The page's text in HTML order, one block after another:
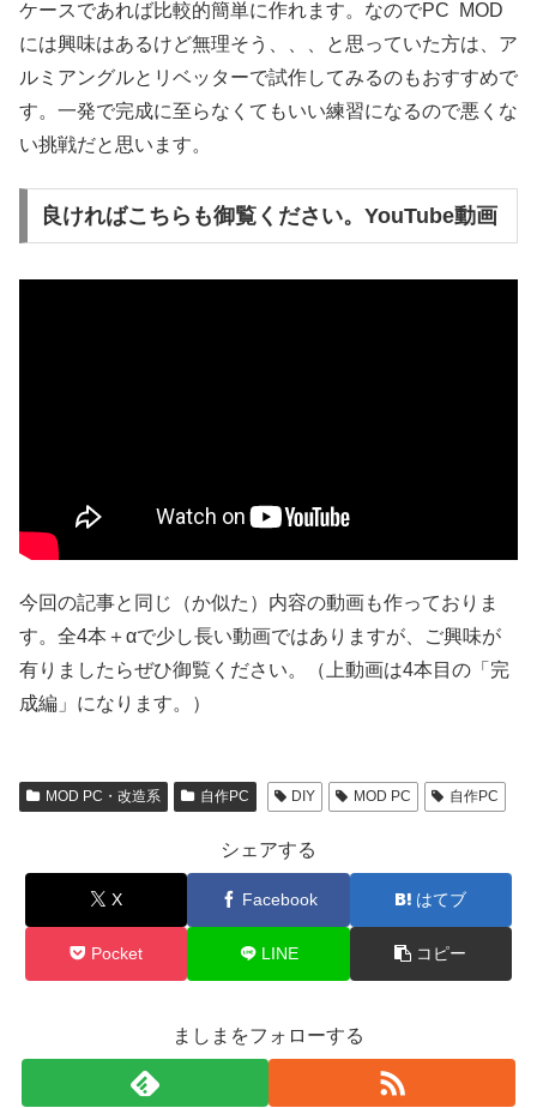
ケースであれば比較的簡単に作れます。なのでPC MOD
には興味はあるけど無理そう、、、と思っていた方は、ア
ルミアングルとリベッターで試作してみるのもおすすめで
す。一発で完成に至らなくてもいい練習になるので悪くな
い挑戦だと思います。
良ければこちらも御覧ください。YouTube動画
今回の記事と同じ（か似た）内容の動画も作っておりま
す。全4本＋αで少し長い動画ではありますが、ご興味が
有りましたらぜひ御覧ください。（上動画は4本目の「完
成編」になります。）
MOD PC・改造系 自作PC DIY MOD PC 自作PC
シェアする
X Facebook はてブ
Pocket LINE コピー
ましまをフォローする